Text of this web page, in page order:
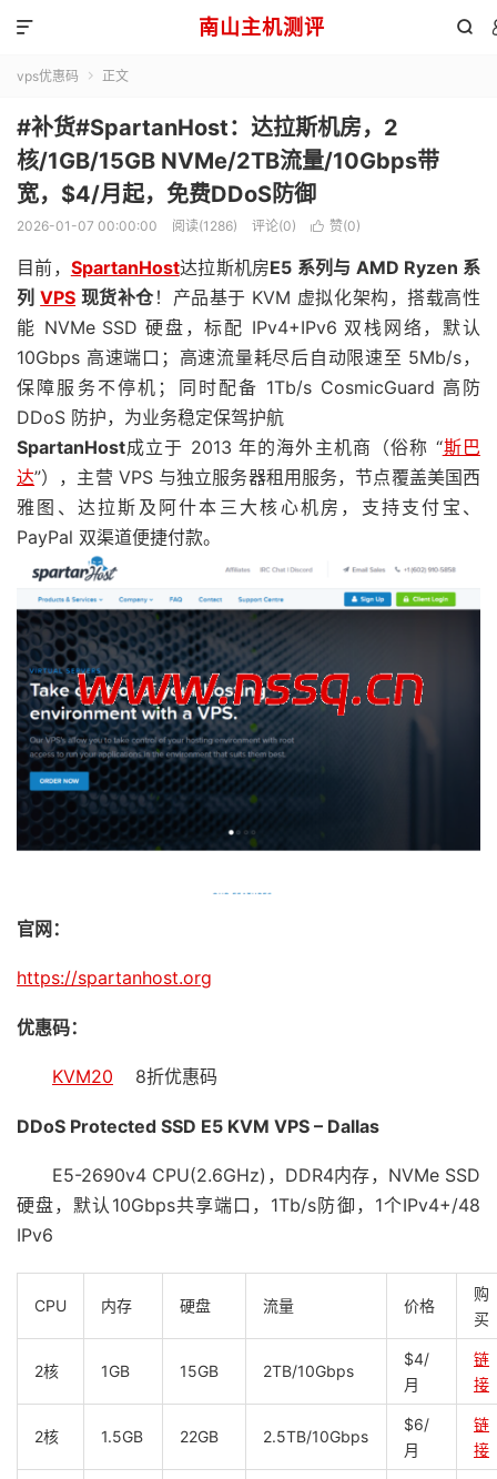
南山主机测评 

vps优惠码  正文
#补货#SpartanHost：达拉斯机房，2
核/1GB/15GB NVMe/2TB流量/10Gbps带
宽，$4/月起，免费DDoS防御
2026-01-07 00:00:00 阅读(1286) 评论(0)  赞(0)
目前， SpartanHost达拉斯机房E5 系列与 AMD Ryzen 系
列VPS 现货补仓 ！产品基于 KVM 虚拟化架构，搭载高性
能 NVMe SSD 硬盘，标配 IPv4+IPv6 双栈网络，默认
10Gbps 高速端口；高速流量耗尽后自动限速至 5Mb/s，
保障服务不停机；同时配备 1Tb/s CosmicGuard 高防
DDoS 防护，为业务稳定保驾护航
SpartanHost成立于 2013 年的海外主机商（俗称 “斯巴
达”），主营 VPS 与独立服务器租用服务，节点覆盖美国西
雅图、达拉斯及阿什本三大核心机房，支持支付宝、
PayPal 双渠道便捷付款。
官网：
https://spartanhost.org
优惠码：
KVM20 8折优惠码
DDoS Protected SSD E5 KVM VPS – Dallas
E5-2690v4 CPU(2.6GHz)，DDR4内存，NVMe SSD
硬盘，默认10Gbps共享端口，1Tb/s防御，1个IPv4+/48
IPv6
CPU 内存 硬盘 流量 价格
购
买
2核 1GB 15GB 2TB/10Gbps
$4/
月
链
接
2核 1.5GB 22GB 2.5TB/10Gbps
$6/
月
链
接